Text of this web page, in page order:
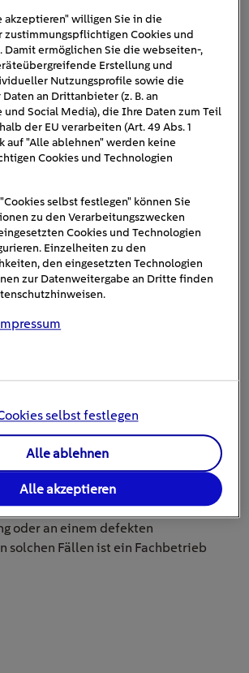
reicht das nicht immer für
Die Heizfunktion lässt sich
aktivieren. (Übrigens: Wir haben
Sie dieHeizung auf
umstellenwollen.)
unterbrochen:
Probleme wie eine
Sicherung, ein leerer Gastank
führen.
nicht anspringt, steckt häufig nur ein
dahinter.
nicht angeht, obwohl das
liegt die Ursache oft in der
oder an einem defekten
solchen Fällen ist ein Fachbetrieb
akzeptieren" willigen Sie in die
zustimmungspflichtigen Cookies und
Damit ermöglichen Sie die webseiten-,
Erstellung und
Nutzungsprofile sowie die
an Drittanbieter (z. B. an
Social Media), die Ihre Daten zum Teil
der EU verarbeiten (Art. 49 Abs. 1
auf "Alle ablehnen" werden keine
Cookies und Technologien
selbst festlegen" können Sie
zu den Verarbeitungszwecken
Cookies und Technologien
Einzelheiten zu den
den eingesetzten Technologien
zur Datenweitergabe an Dritte finden
selbst festlegen
Alle ablehnen
Alle akzeptieren